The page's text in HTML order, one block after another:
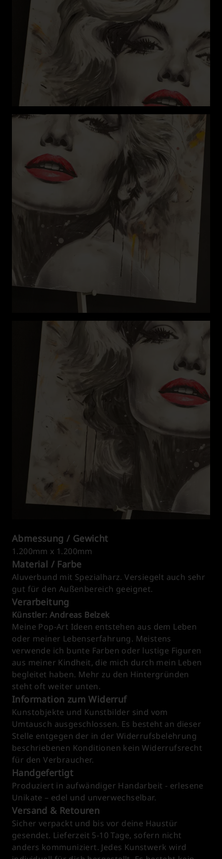
Abmessung / Gewicht
1.200mm x 1.200mm
Material / Farbe
Aluverbund mit Spezialharz. Versiegelt auch sehr
gut für den Außenbereich geeignet.
Verarbeitung
Künstler: Andreas Belzek
Meine Pop-Art Ideen entstehen aus dem Leben
oder meiner Lebenserfahrung. Meistens
verwende ich bunte Farben oder lustige Figuren
aus meiner Kindheit, die mich durch mein Leben
begleitet haben. Mehr zu den Hintergründen
steht oft weiter unten.
Information zum Widerruf
Kunstobjekte und Kunstbilder sind vom
Umtausch ausgeschlossen. Es besteht an dieser
Stelle entgegen der in der Widerrufsbelehrung
beschriebenen Konditionen kein Widerrufsrecht
für den Verbraucher.
Handgefertigt
Produziert in aufwändiger Handarbeit - erlesene
Unikate – edel und unverwechselbar.
Versand & Retouren
Sicher verpackt und bis vor deine Haustür
gesendet. Lieferzeit 5-10 Tage, sofern nicht
anders kommuniziert. Jedes Kunstwerk wird